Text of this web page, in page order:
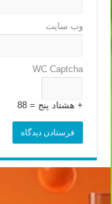
وب‌ سایت
WC Captcha
+ هشتاد پنج = 88